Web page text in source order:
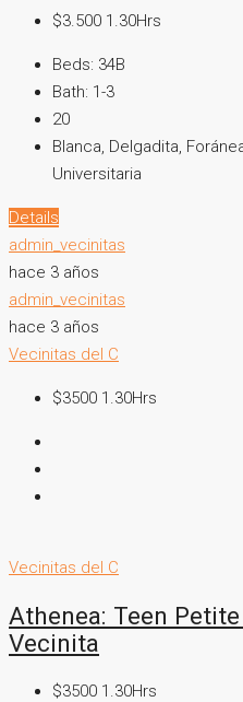
$3.500 1.30Hrs
Beds: 34B
Bath: 1-3
20
Blanca, Delgadita,
Universitaria
Details
admin_vecinitas
hace 3 años
admin_vecinitas
hace 3 años
Vecinitas del C
$3500 1.30Hrs
Vecinitas del C
Athenea: Teen
Vecinita
$3500 1.30Hrs